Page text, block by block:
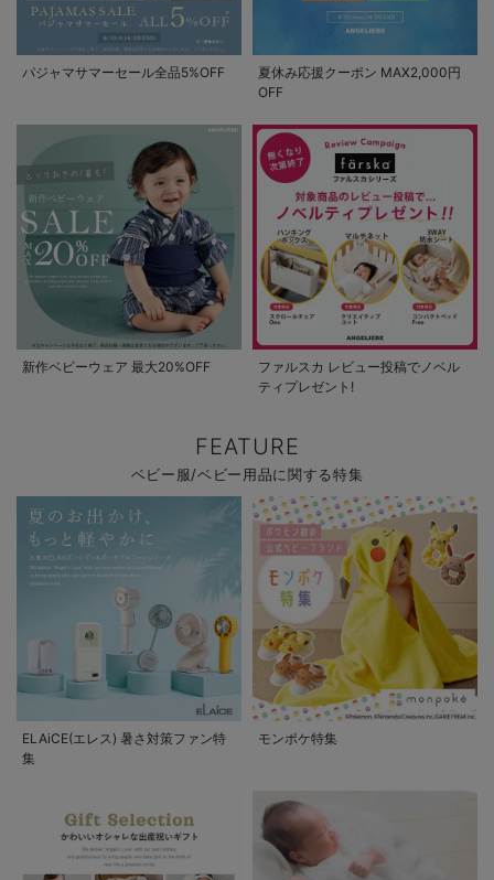
パジャマサマーセール全品5%OFF
夏休み応援クーポン MAX2,000円
OFF
新作ベビーウェア 最大20%OFF
ファルスカ レビュー投稿でノベル
ティプレゼント!
FEATURE
ベビー服/ベビー用品に関する特集
ELAiCE(エレス) 暑さ対策ファン特
集
モンポケ特集